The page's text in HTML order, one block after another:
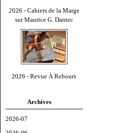
2026 - Cahiers de la Marge
sur Maurice G. Dantec
2026 - Revue À Rebours
Archives
2026-07